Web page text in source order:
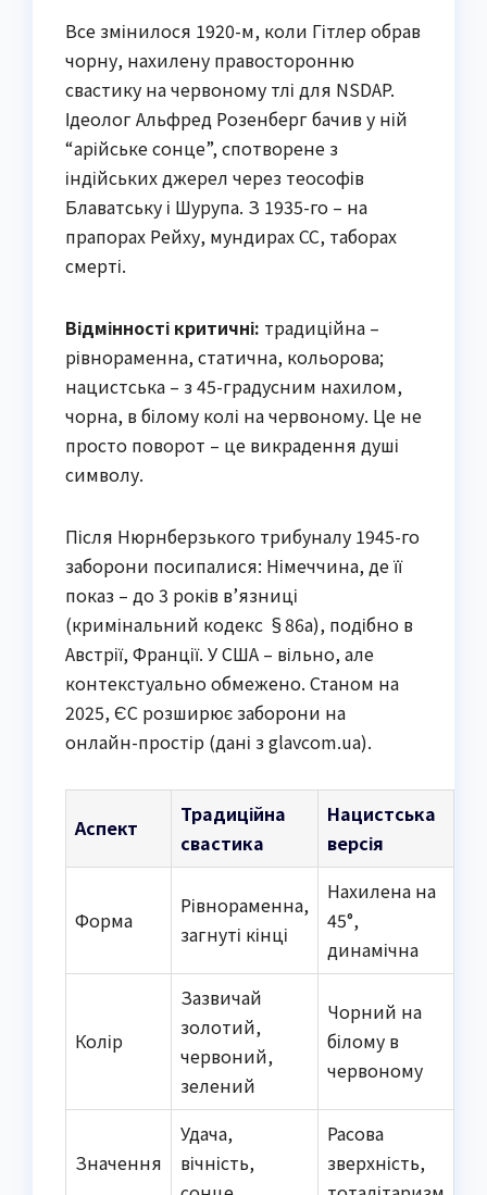
Все змінилося 1920-м, коли Гітлер обрав
чорну, нахилену правосторонню
свастику на червоному тлі для NSDAP.
Ідеолог Альфред Розенберг бачив у ній
“арійське сонце”, спотворене з
індійських джерел через теософів
Блаватську і Шурупа. З 1935-го – на
прапорах Рейху, мундирах СС, таборах
смерті.
Відмінності критичні: традиційна –
рівнораменна, статична, кольорова;
нацистська – з 45-градусним нахилом,
чорна, в білому колі на червоному. Це не
просто поворот – це викрадення душі
символу.
Після Нюрнберзького трибуналу 1945-го
заборони посипалися: Німеччина, де її
показ – до 3 років в’язниці
(кримінальний кодекс §86a), подібно в
Австрії, Франції. У США – вільно, але
контекстуально обмежено. Станом на
2025, ЄС розширює заборони на
онлайн-простір (дані з glavcom.ua).
Аспект
Традиційна
свастика
Нацистська
версія
Форма
Рівнораменна,
загнуті кінці
Нахилена на
45°,
динамічна
Колір
Зазвичай
золотий,
червоний,
зелений
Чорний на
білому в
червоному
Значення
Удача,
вічність,
Расова
зверхність,